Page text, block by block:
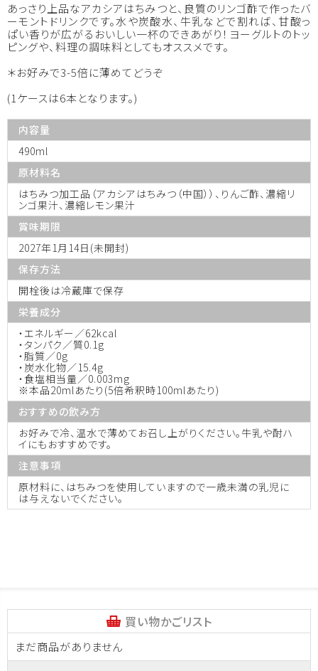
あっさり上品なアカシアはちみつと、良質のリンゴ酢で作ったバ
ーモントドリンクです。水や炭酸水、牛乳などで割れば、甘酸っ
ぱい香りが広がるおいしい一杯のできあがり！ヨーグルトのトッ
ピングや、料理の調味料としてもオススメです。
＊お好みで3-5倍に薄めてどうぞ
(1ケースは6本となります。)
内容量
490ml
原材料名
はちみつ加工品（アカシアはちみつ（中国））、りんご酢、濃縮リ
ンゴ果汁、濃縮レモン果汁
賞味期限
2027年1月14日(未開封)
保存方法
開栓後は冷蔵庫で保存
栄養成分
・エネルギー／62kcal
・タンパク／質0.1g
・脂質／0g
・炭水化物／15.4g
・食塩相当量／0.003mg
※本品20mlあたり(5倍希釈時100mlあたり)
おすすめの飲み方
お好みで冷、温水で薄めてお召し上がりください。牛乳や酎ハ
イにもおすすめです。
注意事項
原材料に、はちみつを使用していますので一歳未満の乳児に
は与えないでください。
買い物かごリスト
まだ商品がありません